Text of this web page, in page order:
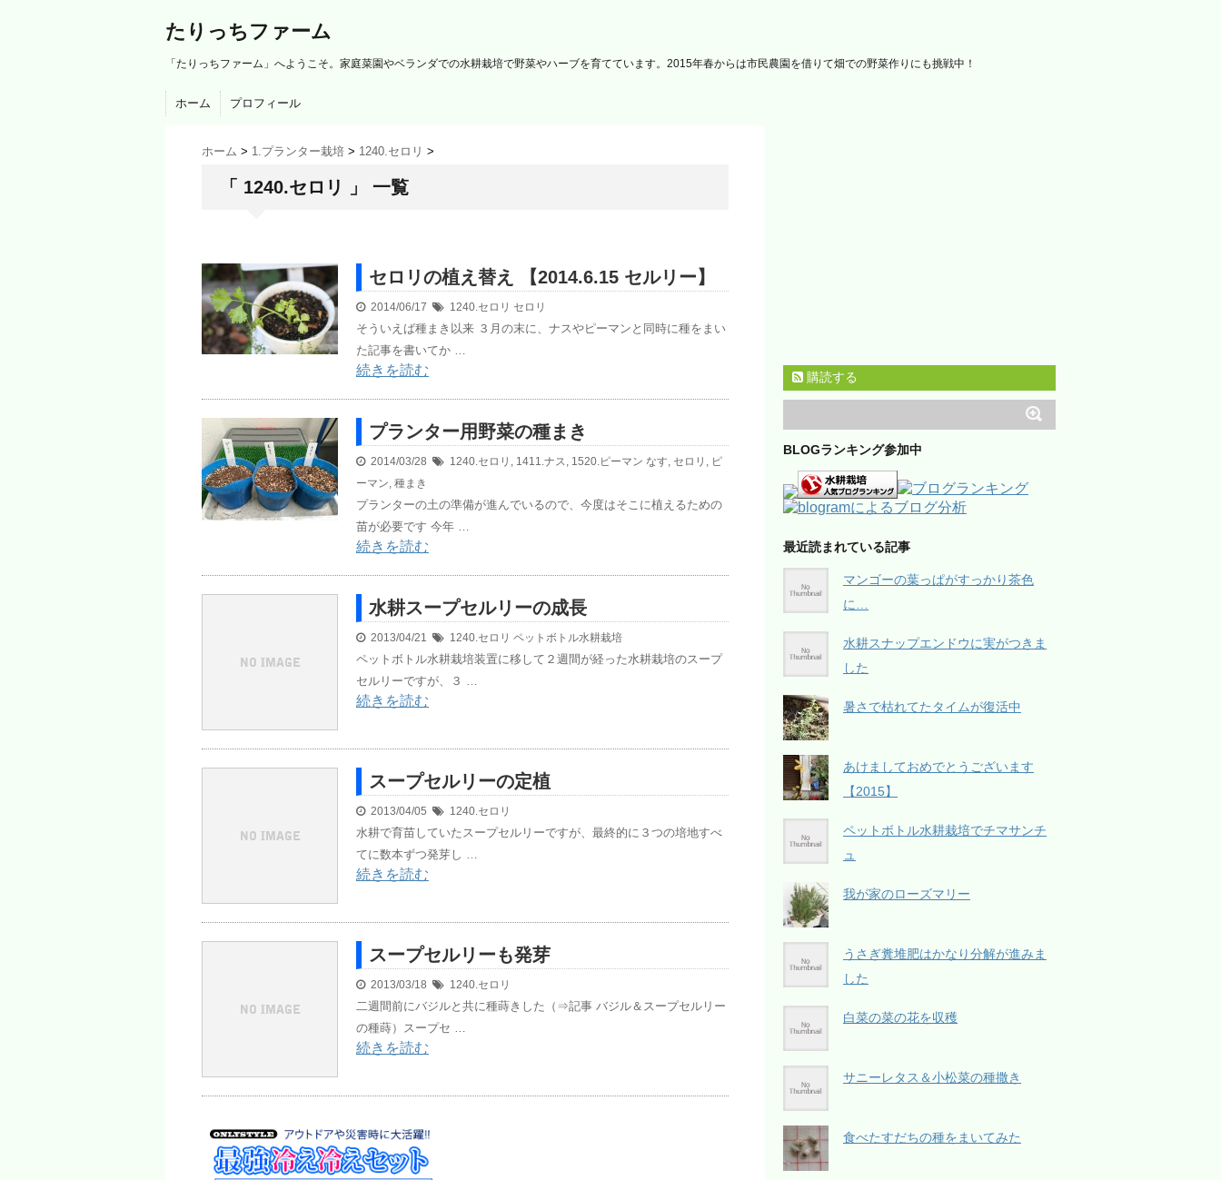
たりっちファーム
「たりっちファーム」へようこそ。家庭菜園やベランダでの水耕栽培で野菜やハーブを育てています。2015年春からは市民農園を借りて畑での野菜作りにも挑戦中！
ホーム プロフィール
ホーム > 1.プランター栽培 > 1240.セロリ >
「 1240.セロリ 」 一覧
セロリの植え替え 【2014.6.15 セルリー】
2014/06/17 1240.セロリ セロリ
そういえば種まき以来 ３月の末に、ナスやピーマンと同時に種をまい
た記事を書いてか …
続きを読む
プランター用野菜の種まき
2014/03/28 1240.セロリ , 1411.ナス, 1520.ピーマン なす, セロリ , ピ
ーマン, 種まき
プランターの土の準備が進んでいるので、今度はそこに植えるための
苗が必要です 今年 …
続きを読む
水耕スープセルリーの成長
2013/04/21 1240.セロリ ペットボトル水耕栽培
ペットボトル水耕栽培装置に移して２週間が経った水耕栽培のスープ
セルリーですが、３ …
続きを読む
スープセルリーの定植
2013/04/05 1240.セロリ
水耕で育苗していたスープセルリーですが、最終的に３つの培地すべ
てに数本ずつ発芽し …
続きを読む
スープセルリーも発芽
2013/03/18 1240.セロリ
二週間前にバジルと共に種蒔きした（⇒記事 バジル＆スープセルリー
の種蒔）スープセ …
続きを読む
購読する
BLOGランキング参加中
最近読まれている記事
マンゴーの葉っぱがすっかり茶色
に…
水耕スナップエンドウに実がつきま
した
暑さで枯れてたタイムが復活中
あけましておめでとうございます
【2015】
ペットボトル水耕栽培でチマサンチ
ュ
我が家のローズマリー
うさぎ糞堆肥はかなり分解が進みま
した
白菜の菜の花を収穫
サニーレタス＆小松菜の種撒き
食べたすだちの種をまいてみた